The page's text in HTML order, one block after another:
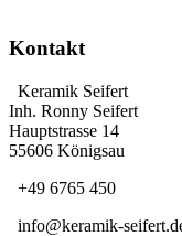
Kontakt
Keramik Seifert
Inh. Ronny Seifert
Hauptstrasse 14
55606 Königsau
+49 6765 450
info@keramik-